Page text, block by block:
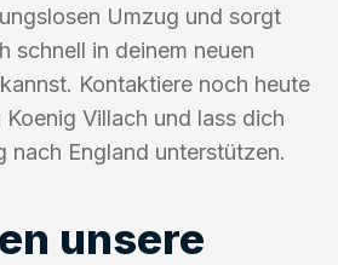
Umzug und sorgt
schnell in deinem neuen
Kontaktiere noch heute
Villach und lass dich
nach England unterstützen.
unsere